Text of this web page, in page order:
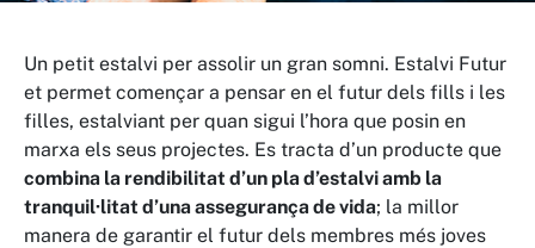
Un petit estalvi per assolir un gran somni. Estalvi Futur
et permet començar a pensar en el futur dels fills i les
filles, estalviant per quan sigui l’hora que posin en
marxa els seus projectes. Es tracta d’un producte que
combina la rendibilitat d’un pla d’estalvi amb la
tranquil·litat d’una assegurança de vida; la millor
manera de garantir el futur dels membres més joves